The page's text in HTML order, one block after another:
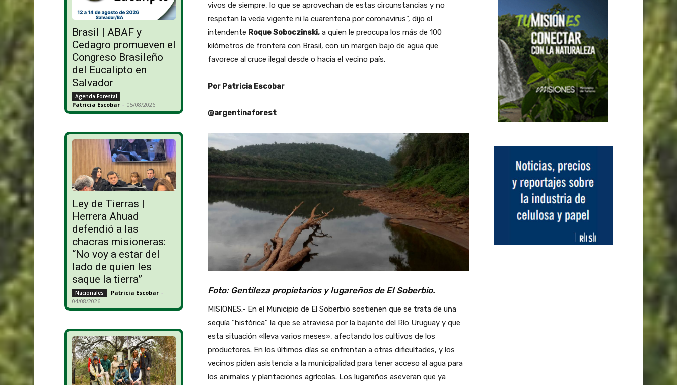
Brasil | ABAF y
Cedagro promueven el
Congreso Brasileño
del Eucalipto en
Salvador
Agenda Forestal
Patricia Escobar - 05/08/2026
Ley de Tierras |
Herrera Ahuad
defendió a las
chacras misioneras:
“No voy a estar del
lado de quien les
saque la tierra”
Nacionales Patricia Escobar -
04/08/2026
vivos de siempre, lo que se aprovechan de estas circunstancias y no
respetan la veda vigente ni la cuarentena por coronavirus”, dijo el
intendente Roque Soboczinski,a quien le preocupa los más de 100
kilómetros de frontera con Brasil, con un margen bajo de agua que
favorece al cruce ilegal desde o hacia el vecino país.
Por Patricia Escobar
@argentinaforest
Foto: Gentileza propietarios y lugareños de El Soberbio.
MISIONES.- En el Municipio de El Soberbio sostienen que se trata de una
sequía “histórica” la que se atraviesa por la bajante del Río Uruguay y que
esta situación «lleva varios meses», afectando los cultivos de los
productores. En los últimos días se enfrentan a otras dificultades, y los
vecinos piden asistencia a la municipalidad para tener acceso al agua para
los animales y plantaciones agrícolas. Los lugareños aseveran que ya